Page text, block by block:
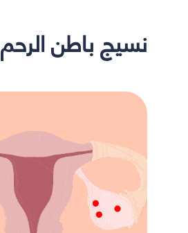
نسيج باطن الرحم